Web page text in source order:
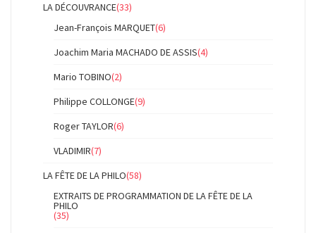
LA DÉCOUVRANCE(33)
Jean-François MARQUET(6)
Joachim Maria MACHADO DE ASSIS(4)
Mario TOBINO(2)
Philippe COLLONGE(9)
Roger TAYLOR(6)
VLADIMIR(7)
LA FÊTE DE LA PHILO(58)
EXTRAITS DE PROGRAMMATION DE LA FÊTE DE LA
PHILO
(35)